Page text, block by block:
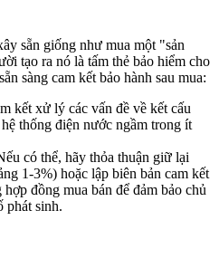
sẵn giống như mua một "sản
tạo ra nó là tấm thẻ bảo hiểm cho
sàng cam kết bảo hành sau mua:
kết xử lý các vấn đề về kết cấu
thống điện nước ngầm trong ít
có thể, hãy thỏa thuận giữ lại
1-3%) hoặc lập biên bản cam kết
đồng mua bán để đảm bảo chủ
phát sinh.